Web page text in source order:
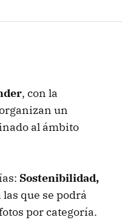
, con la
un
al ámbito
Sostenibilidad,
las que se podrá
por categoría.